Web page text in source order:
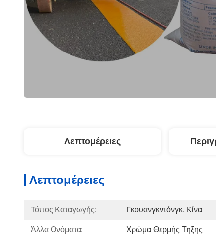
Λεπτομέρειες
Λεπτομέρειες
Τόπος Καταγωγής: Γκουανγκντόνγκ, Κίνα
Άλλα Ονόματα: Χρώμα Θερμής Τήξης